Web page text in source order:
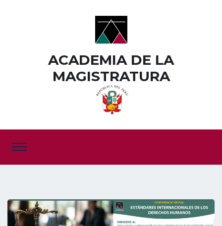
ACADEMIA DE LA
MAGISTRATURA